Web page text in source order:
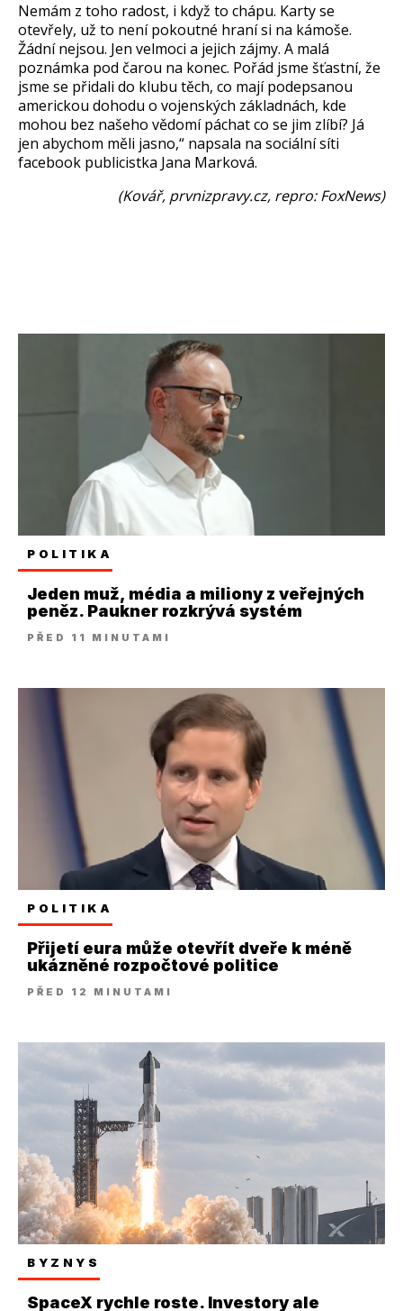
Nemám z toho radost, i když to chápu. Karty se
otevřely, už to není pokoutné hraní si na kámoše.
Žádní nejsou. Jen velmoci a jejich zájmy. A malá
poznámka pod čarou na konec. Pořád jsme šťastní, že
jsme se přidali do klubu těch, co mají podepsanou
americkou dohodu o vojenských základnách, kde
mohou bez našeho vědomí páchat co se jim zlíbí? Já
jen abychom měli jasno,“ napsala na sociální síti
facebook publicistka Jana Marková.
(Kovář, prvnizpravy.cz, repro: FoxNews)
POLITIKA
Jeden muž, média a miliony z veřejných
peněz. Paukner rozkrývá systém
PŘED 11 MINUTAMI
POLITIKA
Přijetí eura může otevřít dveře k méně
ukázněné rozpočtové politice
PŘED 12 MINUTAMI
BYZNYS
SpaceX rychle roste. Investory ale